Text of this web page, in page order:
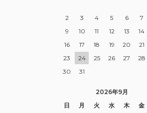
2
3 4 5 6 7
9
10 11 12 13 14
16
17 18 19 20 21
23
24 25 26 27 28
30
31
2026年9月
日
月 火 水 木 金